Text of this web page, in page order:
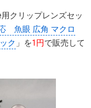
用クリップレンズセッ
魚眼 広角 マクロ
ク 」を1円で販売して